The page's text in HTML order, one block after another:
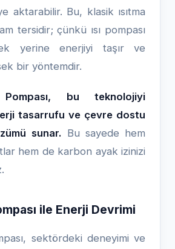
aktarabilir. Bu, klasik ısıtma
tersidir; çünkü ısı pompası
yerine enerjiyi taşır ve
bir yöntemdir.
bu teknolojiyi
tasarrufu ve çevre dostu
sunar. Bu sayede hem
hem de karbon ayak izinizi
ile Enerji Devrimi
sektördeki deneyimi ve